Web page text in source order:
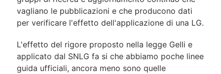
vagliano le pubblicazioni e che producono dati
per verificare l'effetto dell'applicazione di una LG.
L'effetto del rigore proposto nella legge Gelli e
applicato dal SNLG fa si che abbiamo poche linee
guida ufficiali, ancora meno sono quelle